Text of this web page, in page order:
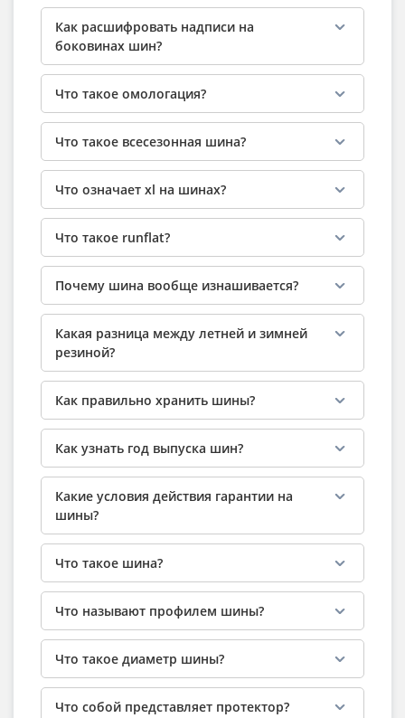
Как расшифровать надписи на
боковинах шин?
Что такое омологация?
Что такое всесезонная шина?
Что означает xl на шинах?
Что такое runflat?
Почему шина вообще изнашивается?
Какая разница между летней и зимней
резиной?
Как правильно хранить шины?
Как узнать год выпуска шин?
Какие условия действия гарантии на
шины?
Что такое шина?
Что называют профилем шины?
Что такое диаметр шины?
Что собой представляет протектор?